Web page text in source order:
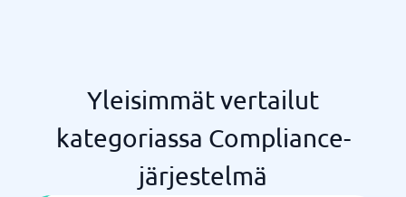
Yleisimmät vertailut
kategoriassa Compliance-
järjestelmä